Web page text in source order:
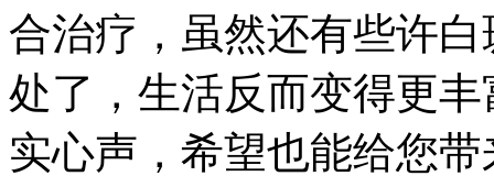
合治疗，虽然还有些许
处了，生活反而变得更
实心声，希望也能给您